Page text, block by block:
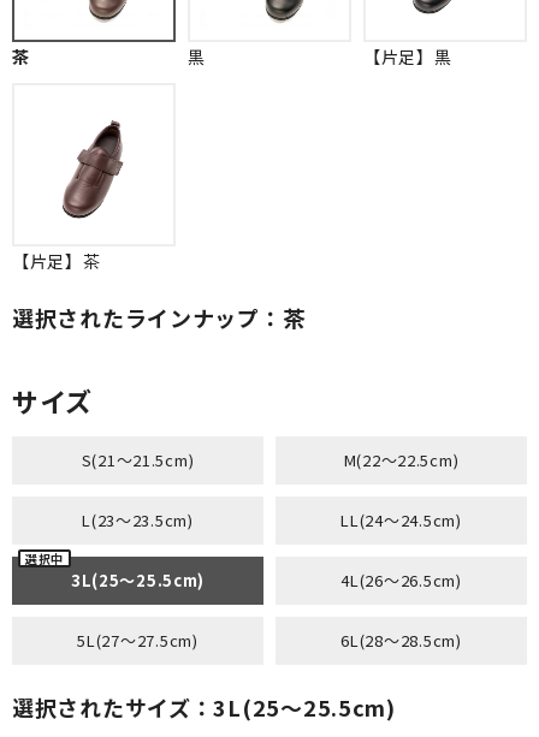
茶 黒 【片足】黒
【片足】茶
選択されたラインナップ：茶
サイズ
S(21～21.5cm) M(22～22.5cm)
L(23～23.5cm) LL(24～24.5cm)
3L(25～25.5cm) 4L(26～26.5cm)
5L(27～27.5cm) 6L(28～28.5cm)
選択されたサイズ：3L(25～25.5cm)